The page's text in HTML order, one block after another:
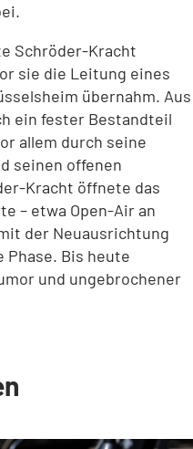
Schröder-Kracht
sie die Leitung eines
übernahm. Aus
ein fester Bestandteil
allem durch seine
seinen offenen
Kracht öffnete das
– etwa Open-Air an
der Neuausrichtung
Phase. Bis heute
und ungebrochener